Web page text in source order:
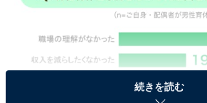
続きを読む